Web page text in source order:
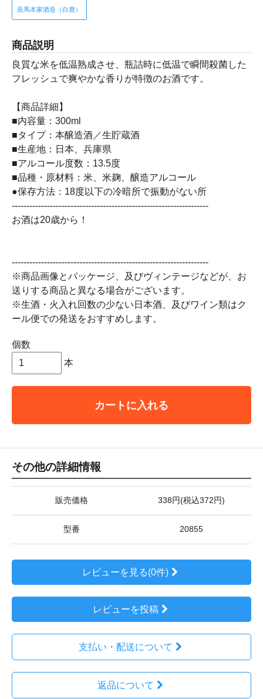
辰馬本家酒造（白鹿）
商品説明
良質な米を低温熟成させ、瓶詰時に低温で瞬間殺菌した
フレッシュで爽やかな香りが特徴のお酒です。
【商品詳細】
■内容量：300ml
■タイプ：本醸造酒／生貯蔵酒
■生産地：日本、兵庫県
■アルコール度数：13.5度
■品種・原材料：米、米麹、醸造アルコール
●保存方法：18度以下の冷暗所で振動がない所
-------------------------------------------------------------------
お酒は20歳から！
-------------------------------------------------------------------
※商品画像とパッケージ、及びヴィンテージなどが、お
送りする商品と異なる場合がございます。
※生酒・火入れ回数の少ない日本酒、及びワイン類はク
ール便での発送をおすすめします。
個数
本
カートに入れる
その他の詳細情報
販売価格 338円(税込372円)
型番 20855
レビューを見る(0件)
レビューを投稿
支払い・配送について
返品について